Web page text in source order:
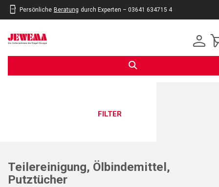
Persönliche Beratung durch Experten – 03641 634715 4
FILTER
Teilereinigung, Ölbindemittel,
Putztücher